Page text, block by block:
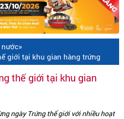
»
giới tại khu gian hàng trứng
thế giới tại khu gian
ngày Trứng thế giới với nhiều hoạt